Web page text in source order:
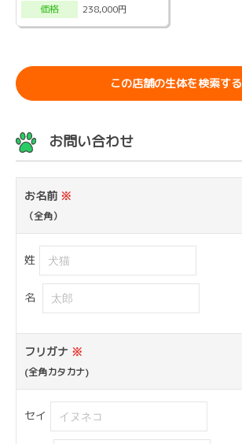
価格
238,000円
この店舗の生体を検索する
お問い合わせ
お名前 ※
（全角）
姓
名
フリガナ ※
(全角カタカナ)
セイ